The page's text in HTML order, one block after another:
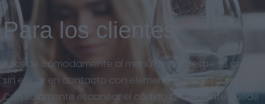
Para los clientes
Accede cómodamente al menú digital desde su celular
sin entrar en contacto con elementos del restaurante.
Con solamente escanear el código QR el cliente puede